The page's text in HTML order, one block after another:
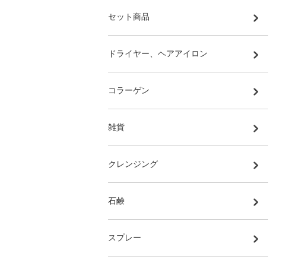
セット商品
ドライヤー、ヘアアイロン
コラーゲン
雑貨
クレンジング
石鹸
スプレー